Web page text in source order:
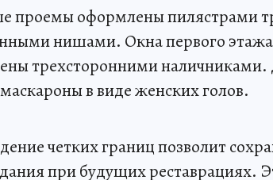
проемы оформлены пилястрами
нишами. Окна первого
трехсторонними
в виде женских голов.
четких границ позволит
при будущих реставрациях.